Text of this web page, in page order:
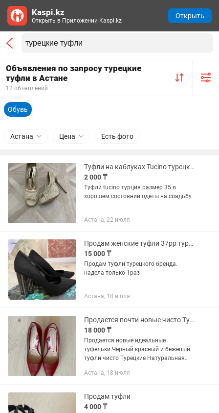
Объявления по запросу турецкие
туфли в Астане
12 объявлений
Обувь
Астана Цена Есть фото
Туфли на каблуках Tucino турецкие
2 000 ₸
Туфли tucino турция размер 35 в
хорошем состоянии одеты на свадьбу
Астана, 22 июля
Продам женские туфли 37рр турецкого бренда
15 000 ₸
Продам туфли турецкого бренда.
надела только 1раз
Астана, 18 июля
Продается почти новые чисто Турецкие Туфли идеальные
18 000 ₸
Продается новые идеальные
туфельки.Черный красный и бежевый
туфли чисто Турецкие Натуральная
Астана, 18 июля
Продам туфли
4 000 ₸
Kaspi.kz
Открыть в Приложении Kaspi.kz
Открыть